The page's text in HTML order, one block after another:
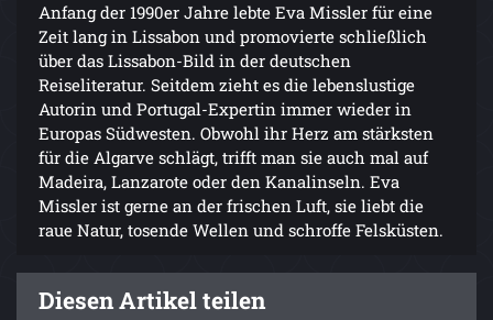
Anfang der 1990er Jahre lebte Eva Missler für eine
Zeit lang in Lissabon und promovierte schließlich
über das Lissabon-Bild in der deutschen
Reiseliteratur. Seitdem zieht es die lebenslustige
Autorin und Portugal-Expertin immer wieder in
Europas Südwesten. Obwohl ihr Herz am stärksten
für die Algarve schlägt, trifft man sie auch mal auf
Madeira, Lanzarote oder den Kanalinseln. Eva
Missler ist gerne an der frischen Luft, sie liebt die
raue Natur, tosende Wellen und schroffe Felsküsten.
Diesen Artikel teilen